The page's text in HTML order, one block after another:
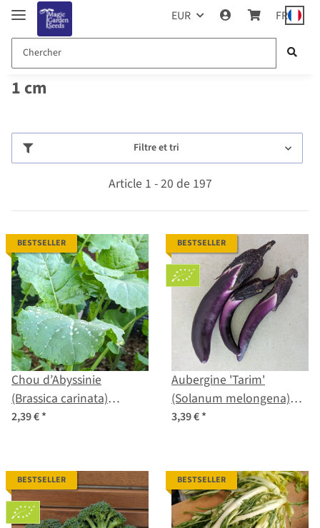
EUR FR
1 cm
Filtre et tri
Article 1 - 20 de 197
BESTSELLER
Chou d’Abyssinie
(Brassica carinata)
graines
2,39 €*
BESTSELLER
Aubergine 'Tarim'
(Solanum melongena)
semences biologiques
3,39 €*
BESTSELLER BESTSELLER